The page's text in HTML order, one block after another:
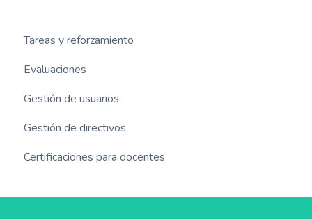
Tareas y reforzamiento
Evaluaciones
Gestión de usuarios
Gestión de directivos
Certificaciones para docentes